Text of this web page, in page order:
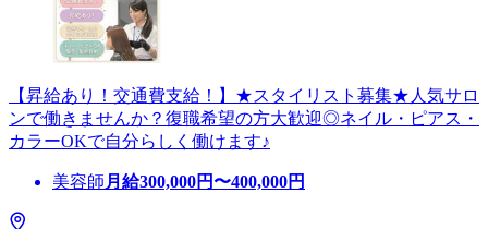
【昇給あり！交通費支給！】★スタイリスト募集★人気サロ
ンで働きませんか？復職希望の方大歓迎◎ネイル・ピアス・
カラーOKで自分らしく働けます♪
美容師 月給300,000円〜400,000円